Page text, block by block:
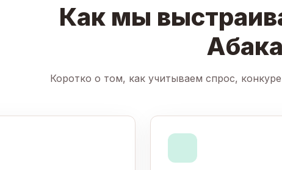
Как мы
Коротко о том, как учитываем спрос,